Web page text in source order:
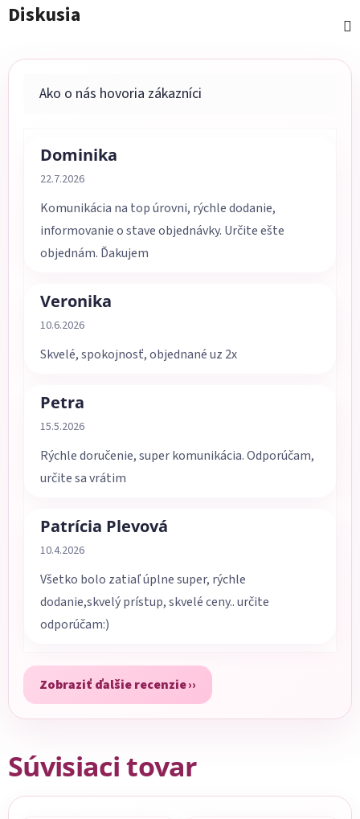
Diskusia
Dominika
Hodnotenie obchodu je 5 z 5 hviezdičiek.
22.7.2026
Komunikácia na top úrovni, rýchle dodanie,
informovanie o stave objednávky. Určite ešte
objednám. Ďakujem
Veronika
Hodnotenie obchodu je 5 z 5 hviezdičiek.
10.6.2026
Skvelé, spokojnosť, objednané uz 2x
Petra
Hodnotenie obchodu je 5 z 5 hviezdičiek.
15.5.2026
Rýchle doručenie, super komunikácia. Odporúčam,
určite sa vrátim
Patrícia Plevová
Hodnotenie obchodu je 5 z 5 hviezdičiek.
10.4.2026
Všetko bolo zatiaľ úplne super, rýchle
dodanie,skvelý prístup, skvelé ceny.. určite
odporúčam:)
Zobraziť ďalšie recenzie
Súvisiaci tovar